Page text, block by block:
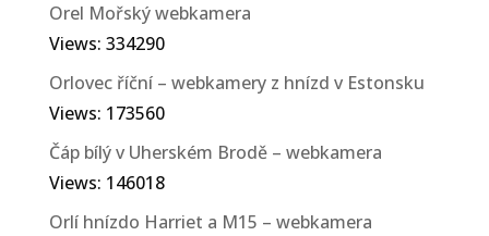
Orel Mořský webkamera
Views: 334290
Orlovec říční – webkamery z hnízd v Estonsku
Views: 173560
Čáp bílý v Uherském Brodě – webkamera
Views: 146018
Orlí hnízdo Harriet a M15 – webkamera